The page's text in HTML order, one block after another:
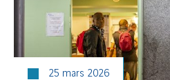
25 mars 2026